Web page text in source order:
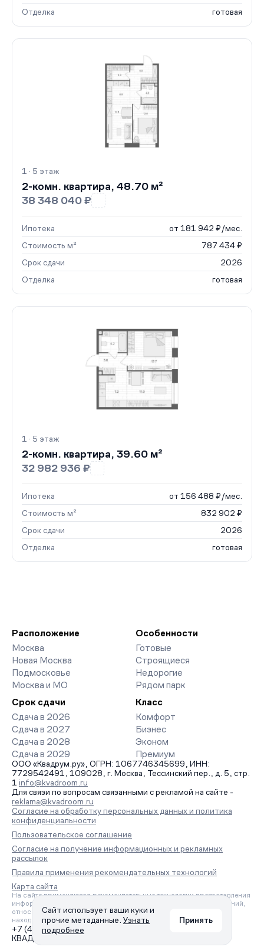
Отделка
готовая
1 · 5 этаж
2-комн. квартира, 48.70 м²
38 348 040 ₽
Ипотека
от 181 942 ₽/мес.
Стоимость м²
787 434 ₽
Срок сдачи
2026
Отделка
готовая
1 · 5 этаж
2-комн. квартира, 39.60 м²
32 982 936 ₽
Ипотека
от 156 488 ₽/мес.
Стоимость м²
832 902 ₽
Срок сдачи
2026
Отделка
готовая
Расположение
Москва
Новая Москва
Подмосковье
Москва и МО
Особенности
Готовые
Строящиеся
Недорогие
Рядом парк
Срок сдачи
Сдача в 2026
Сдача в 2027
Сдача в 2028
Сдача в 2029
Класс
Комфорт
Бизнес
Эконом
Премиум
ООО «Квадрум.ру», ОГРН: 1067746345699, ИНН:
7729542491, 109028, г. Москва, Тессинский пер., д. 5, стр.
1 info@kvadroom.ru
Для связи по вопросам связанными с рекламой на сайте -
reklama@kvadroom.ru
Согласие на обработку персональных данных и политика
конфиденциальности
Пользовательское соглашение
Согласие на получение информационных и рекламных
рассылок
Правила применения рекомендательных технологий
Карта сайта
На сайте применяются рекомендательные технологии предоставления
информации на основе сбора, систематизации и анализа сведений,
относящихся к предпочтениям пользователей сети «Интернет»,
находящихся на территории Российской Федерации.
+7 (495) 157-88-80
КВАДРУМ © 2006 – 2026. Все права защищены.
Сайт использует ваши куки и
прочие метаданные. Узнать
подробнее
Принять